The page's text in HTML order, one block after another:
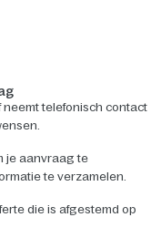
neemt telefonisch contact
je aanvraag te
te verzamelen.
die is afgestemd op